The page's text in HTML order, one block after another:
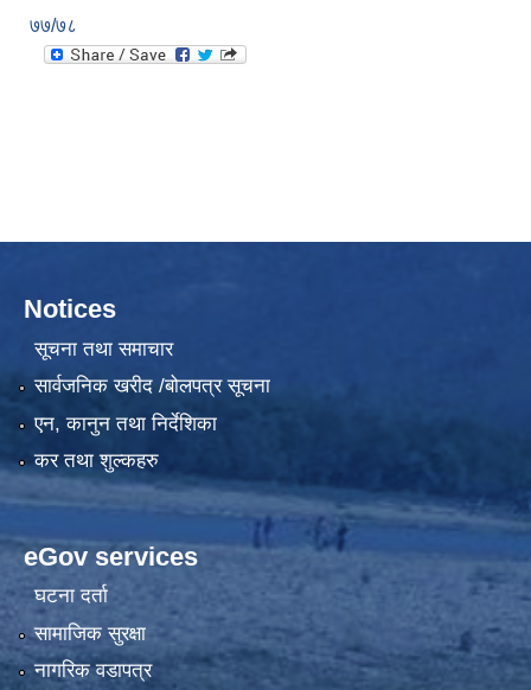
७७/७८
Notices
सूचना तथा समाचार
सार्वजनिक खरीद /बोलपत्र सूचना
एन, कानुन तथा निर्देशिका
कर तथा शुल्कहरु
eGov services
घटना दर्ता
सामाजिक सुरक्षा
नागरिक वडापत्र